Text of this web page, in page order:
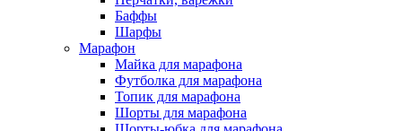
Баффы
Шарфы
Марафон
Майка для марафона
Футболка для марафона
Топик для марафона
Шорты для марафона